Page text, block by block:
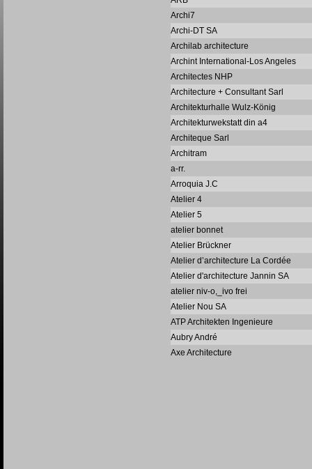
Archi7
Archi-DT SA
Archilab architecture
Archint International-Los Angeles
Architectes NHP
Architecture + Consultant Sarl
Architekturhalle Wulz-König
Architekturwekstatt din a4
Architeque Sarl
Architram
a-rr.
Arroquia J.C
Atelier 4
Atelier 5
atelier bonnet
Atelier Brückner
Atelier d’architecture La Cordée
Atelier d'architecture Jannin SA
atelier niv-o,_ivo frei
Atelier Nou SA
ATP Architekten Ingenieure
Aubry André
Axe Architecture